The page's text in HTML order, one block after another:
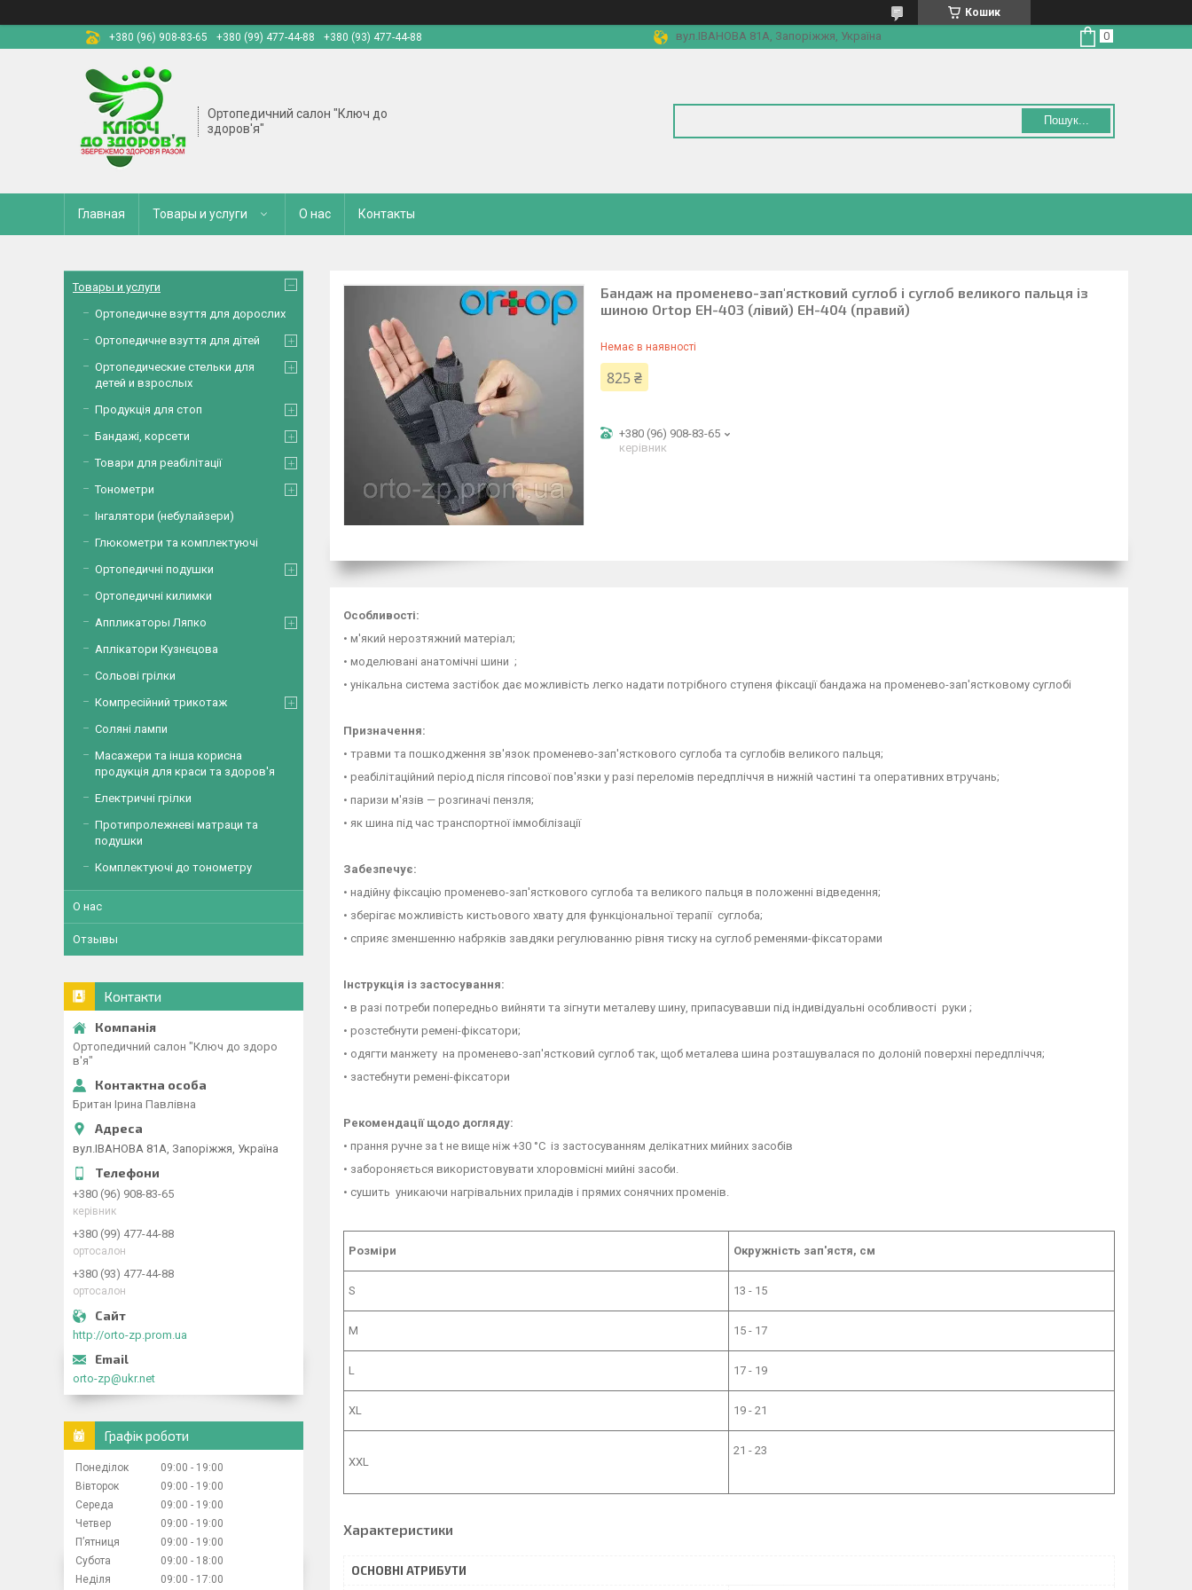
Кошик
+380 (96) 908-83-65
+380 (99) 477-44-88 +380 (93) 477-44-88 вул.ІВАНОВА 81А, Запоріжжя, Україна
Ортопедичний салон "Ключ до
здоров'я"
Пошук...
Главная Товары и услуги О нас Контакты
Бандаж на променево-зап'ястковий суглоб і суглоб великого пальця із
шиною Ortop EH-403 (лівий) EH-404 (правий)
Немає в наявності
825 ₴
+380 (96) 908-83-65
керівник
Особливості:
• м'який нерозтяжний матеріал;
• моделювані анатомічні шини ;
• унікальна система застібок дає можливість легко надати потрібного ступеня фіксації бандажа на променево-зап'ястковому суглобі
Призначення:
• травми та пошкодження зв'язок променево-зап'ясткового суглоба та суглобів великого пальця;
• реабілітаційний період після гіпсової пов'язки у разі переломів передпліччя в нижній частині та оперативних втручань;
• паризи м'язів — розгиначі пензля;
• як шина під час транспортної іммобілізації
Забезпечує:
• надійну фіксацію променево-зап'ясткового суглоба та великого пальця в положенні відведення;
• зберігає можливість кистьового хвату для функціональної терапії суглоба;
• сприяє зменшенню набряків завдяки регулюванню рівня тиску на суглоб ременями-фіксаторами
Інструкція із застосування:
• в разі потреби попередньо вийняти та зігнути металеву шину, припасувавши під індивідуальні особливості руки ;
• розстебнути ремені-фіксатори;
• одягти манжету на променево-зап'ястковий суглоб так, щоб металева шина розташувалася по долоній поверхні передпліччя;
• застебнути ремені-фіксатори
Рекомендації щодо догляду:
• прання ручне за t не вище ніж +30 °C із застосуванням делікатних мийних засобів
• забороняється використовувати хлоровмісні мийні засоби.
• сушить уникаючи нагрівальних приладів і прямих сонячних променів.
Розміри Окружність зап'ястя, см
S 13 - 15
M 15 - 17
L 17 - 19
XL 19 - 21
XXL
21 - 23
Характеристики
ОСНОВНІ АТРИБУТИ
Товары и услуги
Ортопедичне взуття для дорослих
Ортопедичне взуття для дітей
Ортопедические стельки для
детей и взрослых
Продукція для стоп
Бандажі, корсети
Товари для реабілітації
Тонометри
Інгалятори (небулайзери)
Глюкометри та комплектуючі
Ортопедичні подушки
Ортопедичні килимки
Аппликаторы Ляпко
Аплікатори Кузнєцова
Сольові грілки
Компресійний трикотаж
Соляні лампи
Масажери та інша корисна
продукція для краси та здоров'я
Електричні грілки
Протипролежневі матраци та
подушки
Комплектуючі до тонометру
О нас
Отзывы
Контакти
Ортопедичний салон "Ключ до здоро
в'я"
Британ Ірина Павлівна
вул.ІВАНОВА 81А, Запоріжжя, Україна
+380 (96) 908-83-65
керівник
+380 (99) 477-44-88
ортосалон
+380 (93) 477-44-88
ортосалон
http://orto-zp.prom.ua
orto-zp@ukr.net
Графік роботи
Понеділок 09:00
19:00
Вівторок
09:00
19:00
Середа
09:00
19:00
Четвер
09:00
19:00
Пʼятниця
09:00
19:00
Субота
09:00
18:00
Неділя
09:00 17:00